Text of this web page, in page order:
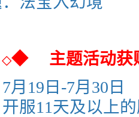
◇◆
主题活动获
7月19日-7月30日
开服11天及以上